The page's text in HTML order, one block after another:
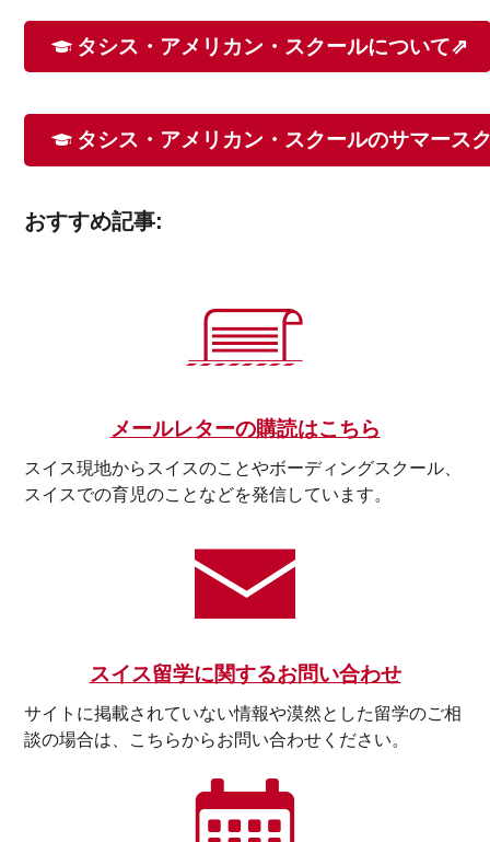
タシス・アメリカン・スクールについて⇗
タシス・アメリカン・スクールのサマース
おすすめ記事:
メールレターの購読はこちら
スイス現地からスイスのことやボーディングスクール、
スイスでの育児のことなどを発信しています。
スイス留学に関するお問い合わせ
サイトに掲載されていない情報や漠然とした留学のご相
談の場合は、こちらからお問い合わせください。